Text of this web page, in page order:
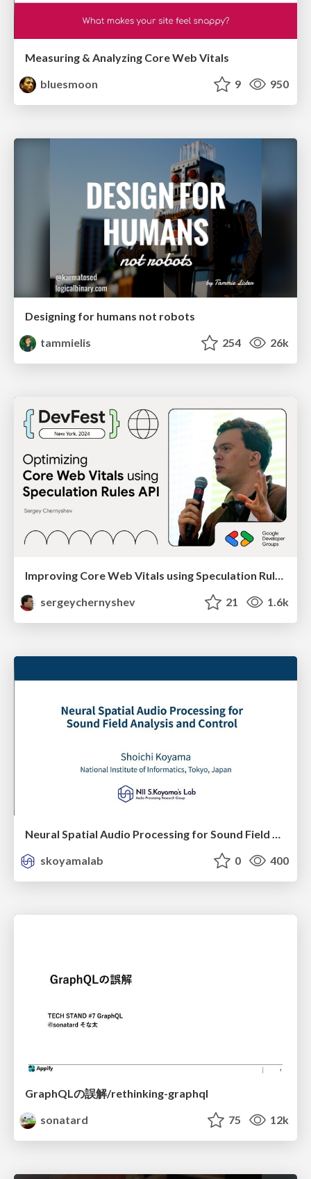
Measuring & Analyzing Core Web Vitals
bluesmoon
9 950
Designing for humans not robots
tammielis
254 26k
Improving Core Web Vitals using Speculation Rules API
sergeychernyshev
21 1.6k
Neural Spatial Audio Processing for Sound Field Analysis and Control
skoyamalab
0 400
GraphQLの誤解/rethinking-graphql
sonatard
75 12k